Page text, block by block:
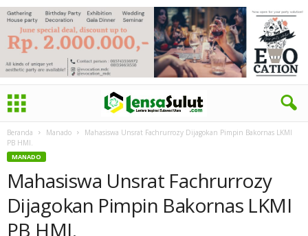
Beranda Manado
Mahasiswa Unsrat Fachrurrozy Dijagokan Pimpin Bakornas LKMI
PB HMI.
MANADO
Mahasiswa Unsrat Fachrurrozy
Dijagokan Pimpin Bakornas LKMI
PB HMI.